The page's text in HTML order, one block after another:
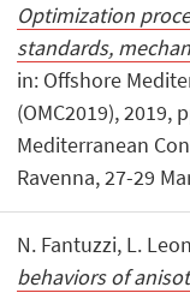
Optimization
standards,
in: Offshore
(OMC2019), 2019,
Mediterranean
Ravenna, 27-29
N. Fantuzzi, L.
behaviors of